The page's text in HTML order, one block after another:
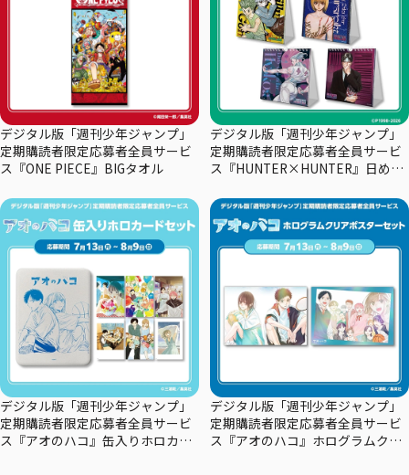
デジタル版「週刊少年ジャンプ」
定期購読者限定応募者全員サービ
ス『ONE PIECE』BIGタオル
デジタル版「週刊少年ジャンプ」
定期購読者限定応募者全員サービ
ス『HUNTER×HUNTER』日めく
デジタル版「週刊少年ジャンプ」
定期購読者限定応募者全員サービ
ス『アオのハコ』缶入りホロカー
デジタル版「週刊少年ジャンプ」
定期購読者限定応募者全員サービ
ス『アオのハコ』ホログラムクリ